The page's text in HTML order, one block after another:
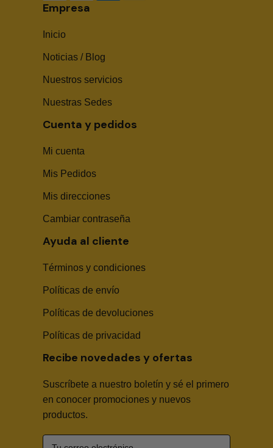
Empresa
Inicio
Noticias / Blog
Nuestros servicios
Nuestras Sedes
Cuenta y pedidos
Mi cuenta
Mis Pedidos
Mis direcciones
Cambiar contraseña
Ayuda al cliente
Términos y condiciones
Políticas de envío
Políticas de devoluciones
Políticas de privacidad
Recibe novedades y ofertas
Suscríbete a nuestro boletín y sé el primero
en conocer promociones y nuevos
productos.
Sika Center AI
🤖
¿Necesitas asesoría técnica, fichas en PDF o buscas